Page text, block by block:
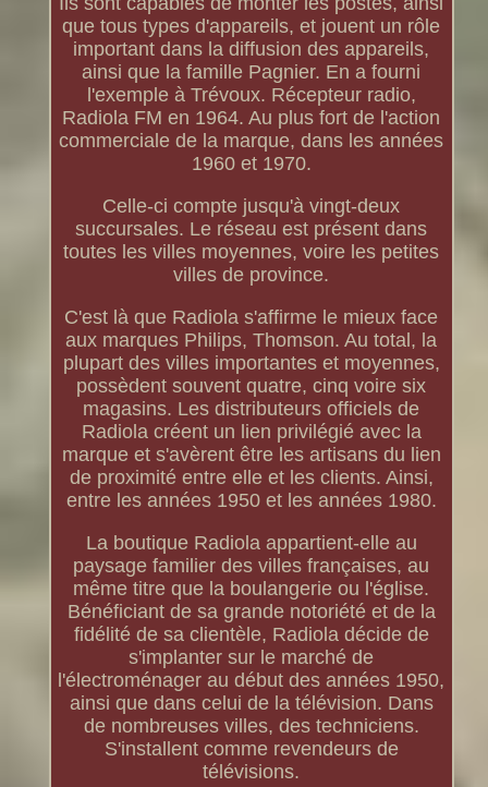
que tous types d'appareils, et jouent un rôle
important dans la diffusion des appareils,
ainsi que la famille Pagnier. En a fourni
l'exemple à Trévoux. Récepteur radio,
Radiola FM en 1964. Au plus fort de l'action
commerciale de la marque, dans les années
1960 et 1970.
Celle-ci compte jusqu'à vingt-deux
succursales. Le réseau est présent dans
toutes les villes moyennes, voire les petites
villes de province.
C'est là que Radiola s'affirme le mieux face
aux marques Philips, Thomson. Au total, la
plupart des villes importantes et moyennes,
possèdent souvent quatre, cinq voire six
magasins. Les distributeurs officiels de
Radiola créent un lien privilégié avec la
marque et s'avèrent être les artisans du lien
de proximité entre elle et les clients. Ainsi,
entre les années 1950 et les années 1980.
La boutique Radiola appartient-elle au
paysage familier des villes françaises, au
même titre que la boulangerie ou l'église.
Bénéficiant de sa grande notoriété et de la
fidélité de sa clientèle, Radiola décide de
s'implanter sur le marché de
l'électroménager au début des années 1950,
ainsi que dans celui de la télévision. Dans
de nombreuses villes, des techniciens.
S'installent comme revendeurs de
télévisions.